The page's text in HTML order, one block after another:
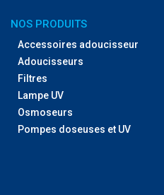
NOS PRODUITS
Accessoires adoucisseur
Adoucisseurs
Filtres
Lampe UV
Osmoseurs
Pompes doseuses et UV